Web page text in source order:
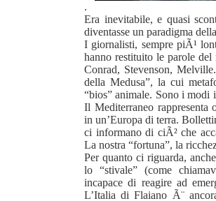
.
Era inevitabile, e quasi
diventasse un paradigma
I giornalisti, sempre piÃ¹
hanno restituito le parole
Conrad, Stevenson,
della Medusa”, la cui
“bios” animale. Sono i modi
Il Mediterraneo rappresenta
in un’Europa di terra.
ci informano di ciÃ² che
La nostra “fortuna”, la
Per quanto ci riguarda,
lo “stivale” (come
incapace di reagire ad
L’Italia di Flaiano Ã¨